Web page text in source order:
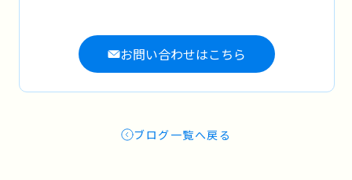
お問い合わせはこちら
ブログ一覧へ戻る